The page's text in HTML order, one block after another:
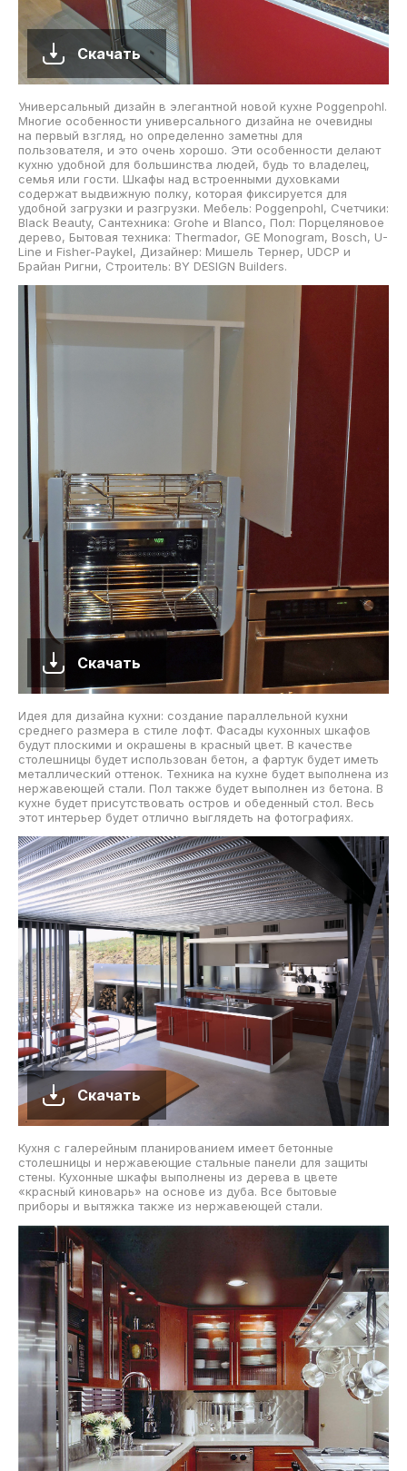
Скачать
Универсальный дизайн в элегантной новой кухне Poggenpohl.
Многие особенности универсального дизайна не очевидны
на первый взгляд, но определенно заметны для
пользователя, и это очень хорошо. Эти особенности делают
кухню удобной для большинства людей, будь то владелец,
семья или гости. Шкафы над встроенными духовками
содержат выдвижную полку, которая фиксируется для
удобной загрузки и разгрузки. Мебель: Poggenpohl, Счетчики:
Black Beauty, Сантехника: Grohe и Blanco, Пол: Порцеляновое
дерево, Бытовая техника: Thermador, GE Monogram, Bosch, U-
Line и Fisher-Paykel, Дизайнер: Мишель Тернер, UDCP и
Брайан Ригни, Строитель: BY DESIGN Builders.
Скачать
Идея для дизайна кухни: создание параллельной кухни
среднего размера в стиле лофт. Фасады кухонных шкафов
будут плоскими и окрашены в красный цвет. В качестве
столешницы будет использован бетон, а фартук будет иметь
металлический оттенок. Техника на кухне будет выполнена из
нержавеющей стали. Пол также будет выполнен из бетона. В
кухне будет присутствовать остров и обеденный стол. Весь
этот интерьер будет отлично выглядеть на фотографиях.
Скачать
Кухня с галерейным планированием имеет бетонные
столешницы и нержавеющие стальные панели для защиты
стены. Кухонные шкафы выполнены из дерева в цвете
«красный киноварь» на основе из дуба. Все бытовые
приборы и вытяжка также из нержавеющей стали.